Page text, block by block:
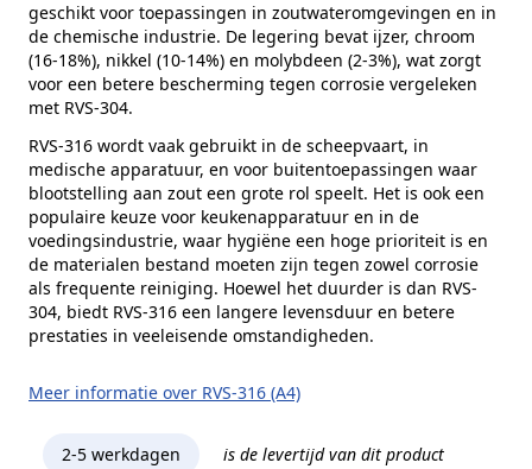
geschikt voor toepassingen in zoutwateromgevingen en in
de chemische industrie. De legering bevat ijzer, chroom
(16-18%), nikkel (10-14%) en molybdeen (2-3%), wat zorgt
voor een betere bescherming tegen corrosie vergeleken
met RVS-304.
RVS-316 wordt vaak gebruikt in de scheepvaart, in
medische apparatuur, en voor buitentoepassingen waar
blootstelling aan zout een grote rol speelt. Het is ook een
populaire keuze voor keukenapparatuur en in de
voedingsindustrie, waar hygiëne een hoge prioriteit is en
de materialen bestand moeten zijn tegen zowel corrosie
als frequente reiniging. Hoewel het duurder is dan RVS-
304, biedt RVS-316 een langere levensduur en betere
prestaties in veeleisende omstandigheden.
Meer informatie over RVS-316 (A4)
2-5 werkdagen is de levertijd van dit product